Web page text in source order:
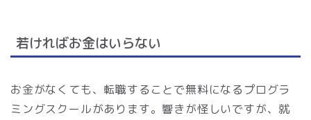
若ければお金はいらない
お金がなくても、 転職することで無料になるプログラ
ミングスクールがあります。響きが怪しいですが、就